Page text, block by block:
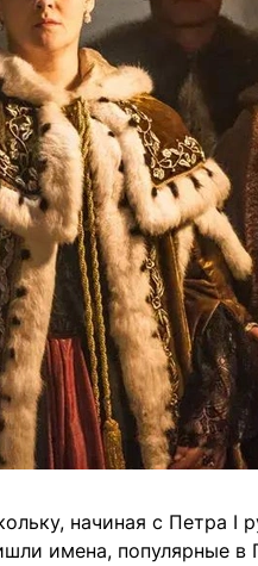
начиная с Петра I
имена, популярные в